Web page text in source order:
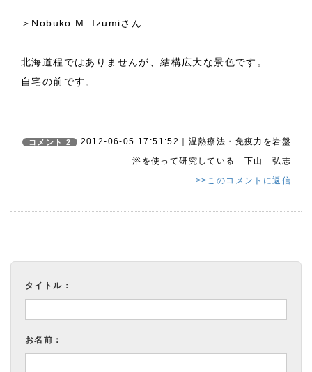
＞Nobuko M. Izumiさん
北海道程ではありませんが、結構広大な景色です。
自宅の前です。
コメント 2
2012-06-05 17:51:52｜温熱療法・免疫力を岩盤
浴を使って研究している 下山 弘志
>>このコメントに返信
タイトル：
お名前：